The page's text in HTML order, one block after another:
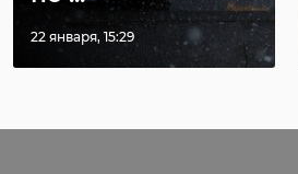
22 января, 15:29